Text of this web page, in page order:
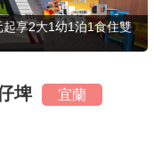
享2大1幼1泊1食住雙
埤 宜蘭